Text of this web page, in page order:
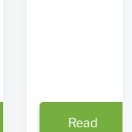
Read